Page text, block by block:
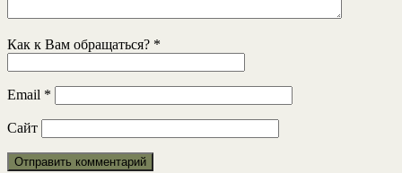
Как к Вам обращаться? *
Email *
Сайт